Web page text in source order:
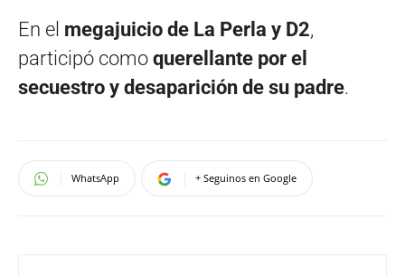
En el megajuicio de La Perla y D2,
participó como querellante por el
secuestro y desaparición de su padre.
WhatsApp + Seguinos en Google